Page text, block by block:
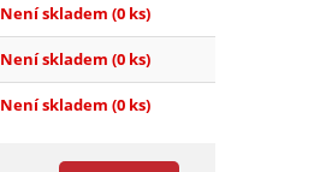
Není skladem (0 ks)
Není skladem (0 ks)
Není skladem (0 ks)